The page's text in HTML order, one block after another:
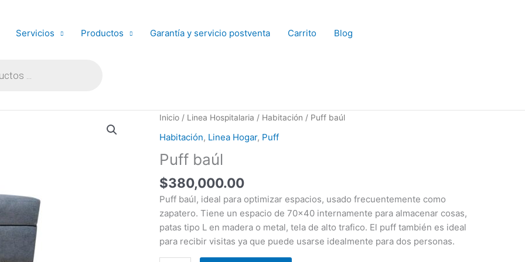
Servicios Productos Garantía y servicio postventa Carrito Blog
Inicio / Linea Hospitalaria / Habitación / Puff baúl
Habitación, Linea Hogar, Puff
Puff baúl
$380,000.00
Puff baúl, ideal para optimizar espacios, usado frecuentemente como
zapatero. Tiene un espacio de 70×40 internamente para almacenar cosas,
patas tipo L en madera o metal, tela de alto trafico. El puff también es ideal
para recibir visitas ya que puede usarse idealmente para dos personas.
Puff
cantidad